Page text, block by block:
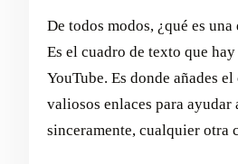
De todos modos, ¿qué es
Es el cuadro de texto que
YouTube. Es donde añades
valiosos enlaces para ayudar
sinceramente, cualquier otra